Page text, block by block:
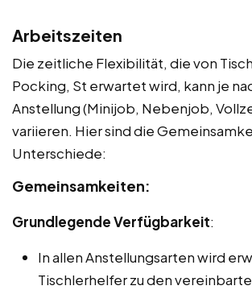
Arbeitszeiten
Die zeitliche Flexibilität, die von
Pocking, St erwartet wird, kann je
Anstellung (Minijob, Nebenjob,
variieren. Hier sind die
Unterschiede:
Gemeinsamkeiten:
Grundlegende Verfügbarkeit:
In allen Anstellungsarten wird
Tischlerhelfer zu den